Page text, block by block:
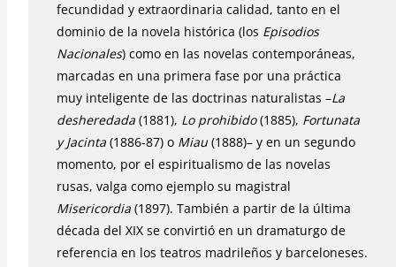
fecundidad y extraordinaria calidad, tanto en el
dominio de la novela histórica (los Episodios
Nacionales) como en las novelas contemporáneas,
marcadas en una primera fase por una práctica
muy inteligente de las doctrinas naturalistas –La
desheredada (1881), Lo prohibido(1885), Fortunata
y Jacinta (1886-87) o Miau(1888)– y en un segundo
momento, por el espiritualismo de las novelas
rusas, valga como ejemplo su magistral
Misericordia (1897). También a partir de la última
década del XIX se convirtió en un dramaturgo de
referencia en los teatros madrileños y barceloneses.